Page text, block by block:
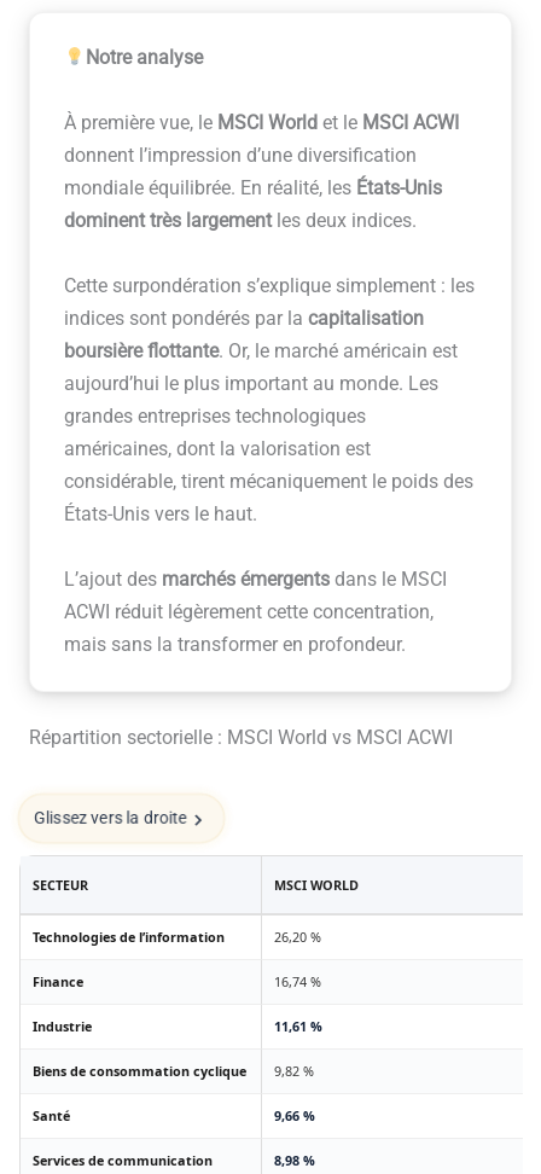
Notre analyse
À première vue, le MSCI World et le MSCI ACWI
donnent l’impression d’une diversification
mondiale équilibrée. En réalité, les États-Unis
dominent très largementles deux indices.
Cette surpondération s’explique simplement : les
indices sont pondérés par la capitalisation
boursière flottante. Or, le marché américain est
aujourd’hui le plus important au monde. Les
grandes entreprises technologiques
américaines, dont la valorisation est
considérable, tirent mécaniquement le poids des
États-Unis vers le haut.
L’ajout des marchés émergentsdans le MSCI
ACWI réduit légèrement cette concentration,
mais sans la transformer en profondeur.
Répartition sectorielle : MSCI World vs MSCI ACWI
Glissez vers la droite
SECTEUR MSCI WORLD
Technologies de l’information 26,20 %
Finance 16,74 %
Industrie 11,61 %
Biens de consommation cyclique 9,82 %
Santé 9,66 %
Services de communication 8,98 %